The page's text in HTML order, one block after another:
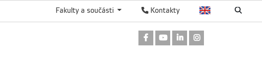
Kontakty
Fakulty a součásti
Odkaz na Facebook
Odkaz na Youtube
Odkaz na LinkedIn